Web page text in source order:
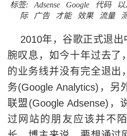
标签: Adsense Google 代码 以
际
广告 才能 效果 流量
2010年，谷歌正式退出
腕叹息，如今十年过去了
的业务线并没有完全退出
务(Google Analytics)，另
联盟(Google Adsense)，
过网站的朋友应该并不